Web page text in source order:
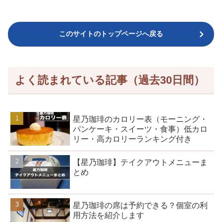
このサイトのトップページへ戻る
よく読まれている記事（過去30日間）
星乃珈琲のカロリー表（モーニング・
パンケーキ・スイーツ・食事）低カロ
リー・高カロリーランキング付き
【星乃珈琲】テイクアウトメニューま
とめ
星乃珈琲の席は予約できる？個室の利
用方法を紹介します